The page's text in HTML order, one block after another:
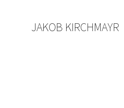
JAKOB KIRCHMAYR